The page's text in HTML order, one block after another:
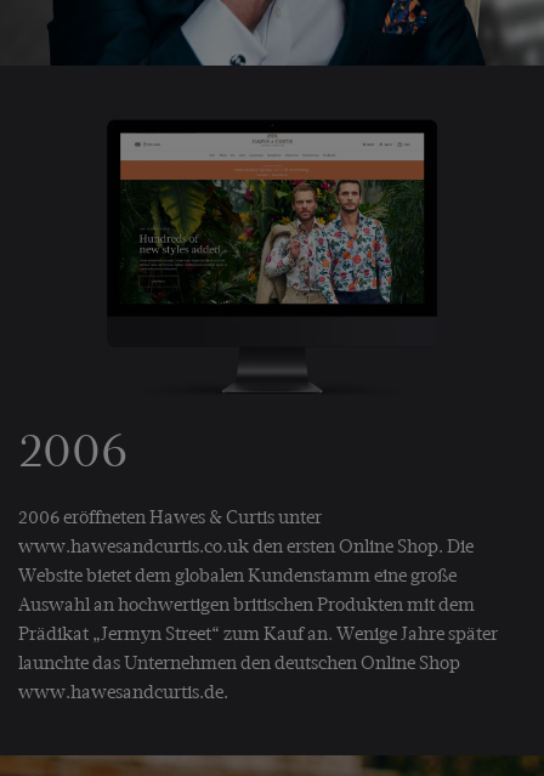
2006
2006 eröffneten Hawes & Curtis unter
www.hawesandcurtis.co.uk den ersten Online Shop. Die
Website bietet dem globalen Kundenstamm eine große
Auswahl an hochwertigen britischen Produkten mit dem
Prädikat „Jermyn Street“ zum Kauf an. Wenige Jahre später
launchte das Unternehmen den deutschen Online Shop
www.hawesandcurtis.de.